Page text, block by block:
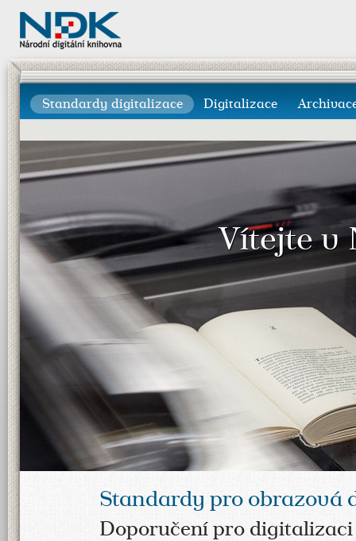
Standardy digitalizace Digitalizace
Vítejte v
Standardy pro obrazová
Doporučení pro digitalizaci